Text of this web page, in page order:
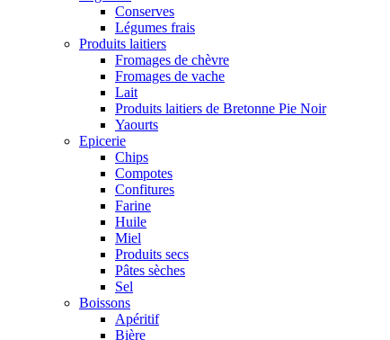
Conserves
Légumes frais
Produits laitiers
Fromages de chèvre
Fromages de vache
Lait
Produits laitiers de Bretonne Pie Noir
Yaourts
Epicerie
Chips
Compotes
Confitures
Farine
Huile
Miel
Produits secs
Pâtes sèches
Sel
Boissons
Apéritif
Bière